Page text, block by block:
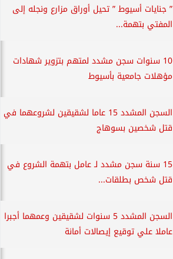
” جنايات أسيوط ” تحيل أوراق مزارع ونجله إلى
المفتي بتهمة...
10 سنوات سجن مشدد لمتهم بتزوير شهادات
مؤهلات جامعية بأسيوط
السجن المشدد 15 عاما لشقيقين لشروعهما في
قتل شخصين بسوهاج
15 سنة سجن مشدد لـ عامل بتهمة الشروع في
قتل شخص بطلقات...
السجن المشدد 5 سنوات لشقيقين وعمهما أجبرا
عاملا علي توقيع إيصالات أمانة